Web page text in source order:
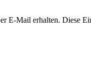
E-Mail erhalten. Diese